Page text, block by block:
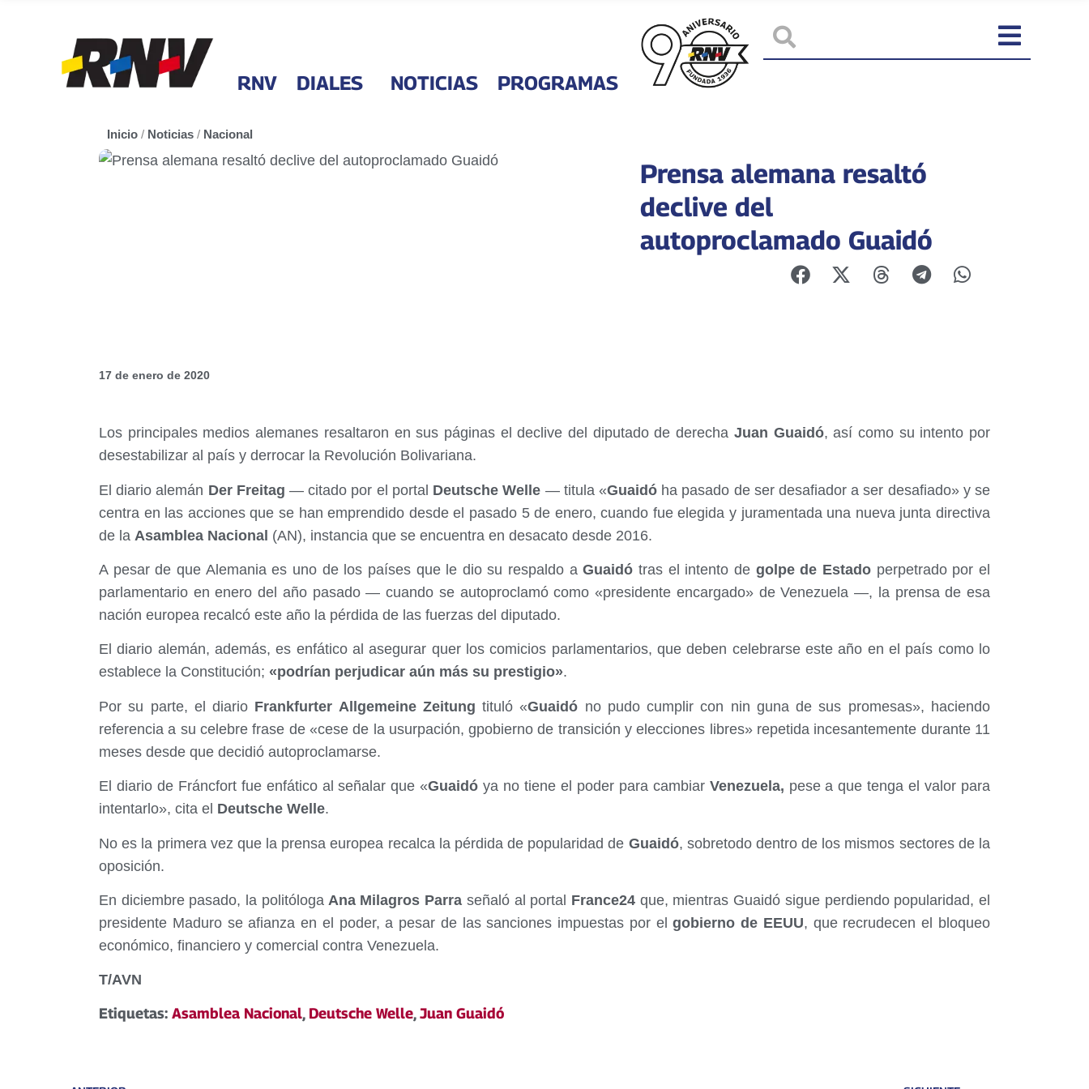
RNV DIALES NOTICIAS PROGRAMAS
Inicio / Noticias / Nacional
Prensa alemana resaltó
declive del
autoproclamado Guaidó
17 de enero de 2020
Los principales medios alemanes resaltaron en sus páginas el declive del diputado de derecha Juan Guaidó, así como su intento por
desestabilizar al país y derrocar la Revolución Bolivariana.
El diario alemán Der Freitag — citado por el portal Deutsche Welle — titula «Guaidóha pasado de ser desafiador a ser desafiado» y se
centra en las acciones que se han emprendido desde el pasado 5 de enero, cuando fue elegida y juramentada una nueva junta directiva
de la Asamblea Nacional (AN), instancia que se encuentra en desacato desde 2016.
A pesar de que Alemania es uno de los países que le dio su respaldo aGuaidó tras el intento de golpe de Estado perpetrado por el
parlamentario en enero del año pasado — cuando se autoproclamó como «presidente encargado» de Venezuela —, la prensa de esa
nación europea recalcó este año la pérdida de las fuerzas del diputado.
El diario alemán, además, es enfático al asegurar quer los comicios parlamentarios, que deben celebrarse este año en el país como lo
establece la Constitución; «podrían perjudicar aún más su prestigio».
Por su parte, el diario Frankfurter Allgemeine Zeitung tituló «Guaidó no pudo cumplir con nin guna de sus promesas», haciendo
referencia a su celebre frase de «cese de la usurpación, gpobierno de transición y elecciones libres» repetida incesantemente durante 11
meses desde que decidió autoproclamarse.
El diario de Fráncfort fue enfático al señalar que «Guaidó ya no tiene el poder para cambiar Venezuela, pese a que tenga el valor para
intentarlo», cita el Deutsche Welle.
No es la primera vez que la prensa europea recalca la pérdida de popularidad de Guaidó, sobretodo dentro de los mismos sectores de la
oposición.
En diciembre pasado, la politólogaAna Milagros Parra señaló al portal France24que, mientras Guaidó sigue perdiendo popularidad, el
presidente Maduro se afianza en el poder, a pesar de las sanciones impuestas por elgobierno de EEUU, que recrudecen el bloqueo
económico, financiero y comercial contra Venezuela.
T/AVN
Etiquetas: Asamblea Nacional, Deutsche Welle,Juan Guaidó